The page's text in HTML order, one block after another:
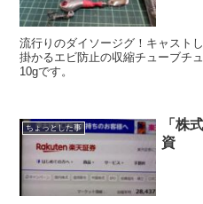
流行りのダイソージグ！キャスト
掛かるエビ防止の収縮チューブチ
10gです。
ちょっとした事
「株
資